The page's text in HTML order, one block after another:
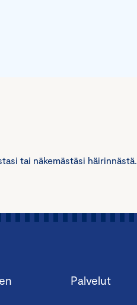
tai näkemästäsi häirinnästä.
Palvelut